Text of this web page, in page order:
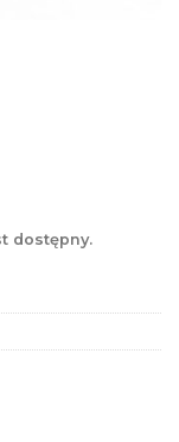
dostępny.